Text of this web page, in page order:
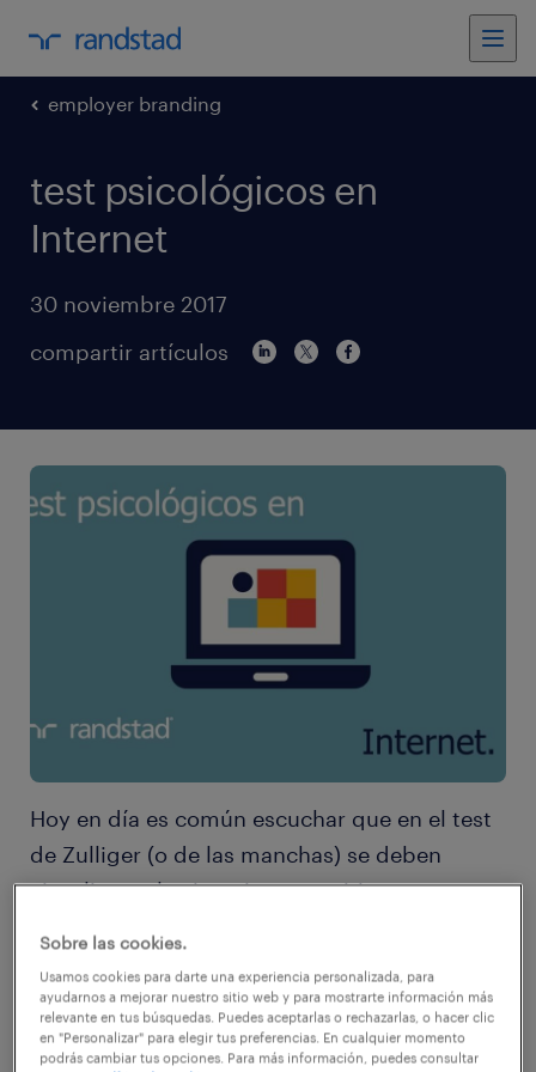
employer branding
test psicológicos en
Internet
30 noviembre 2017
compartir artículos
Hoy en día es común escuchar que en el test
de Zulliger (o de las manchas) se deben
visualizar solo situaciones positivas; que en
elementos; o que en el de Lüscher (o de los
colores) se tienen que mencionar
Sobre las cookies.
Usamos cookies para darte una experiencia personalizada, para
ayudarnos a mejorar nuestro sitio web y para mostrarte información más
relevante en tus búsquedas. Puedes aceptarlas o rechazarlas, o hacer clic
en "Personalizar" para elegir tus preferencias. En cualquier momento
podrás cambiar tus opciones. Para más información, puedes consultar